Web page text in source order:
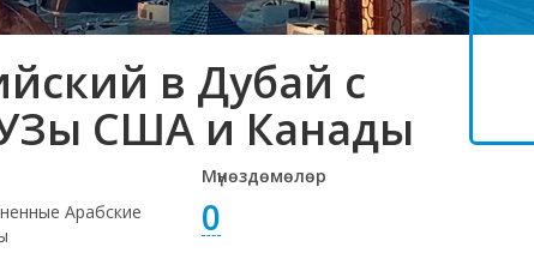
в Дубай с
США и Канады
Арабские
Мүнөздөмөлөр
0